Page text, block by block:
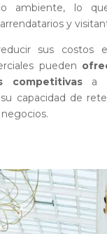
ambiente, lo
y
sus costos
pueden
competitivasa
capacidad de